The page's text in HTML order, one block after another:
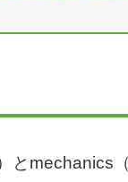
とmechanics